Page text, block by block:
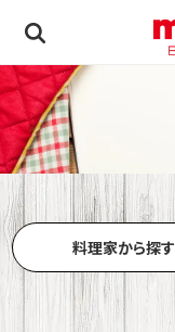
料理家から探す